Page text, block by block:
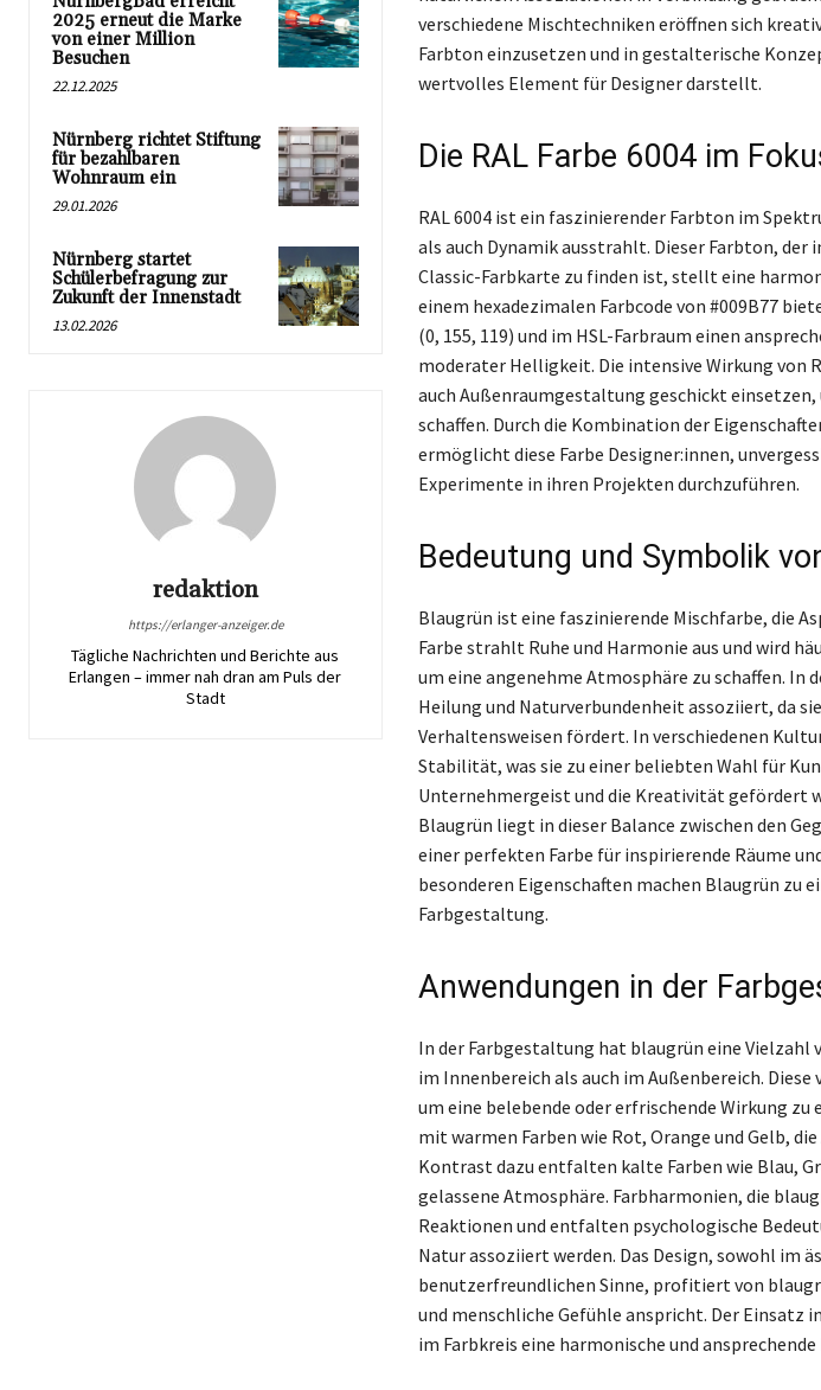
2025 erneut die Marke
von einer Million
Besuchen
22.12.2025
Nürnberg richtet Stiftung
für bezahlbaren
Wohnraum ein
29.01.2026
Nürnberg startet
Schülerbefragung zur
Zukunft der Innenstadt
13.02.2026
redaktion
https://erlanger-anzeiger.de
Tägliche Nachrichten und Berichte aus
Erlangen – immer nah dran am Puls der
Stadt
verschiedene Mischtechniken eröffnen sich
Farbton einzusetzen und in gestalterische
wertvolles Element für Designer darstellt.
Die RAL Farbe 6004 im
RAL 6004 ist ein faszinierender Farbton im
als auch Dynamik ausstrahlt. Dieser Farbton, der
Classic-Farbkarte zu finden ist, stellt eine
einem hexadezimalen Farbcode von #009B77
(0, 155, 119) und im HSL-Farbraum einen
moderater Helligkeit. Die intensive Wirkung von
auch Außenraumgestaltung geschickt
schaffen. Durch die Kombination der
ermöglicht diese Farbe Designer:innen,
Experimente in ihren Projekten durchzuführen.
Bedeutung und Symbolik
Blaugrün ist eine faszinierende Mischfarbe, die
Farbe strahlt Ruhe und Harmonie aus und wird
um eine angenehme Atmosphäre zu schaffen. In
Heilung und Naturverbundenheit assoziiert, da
Verhaltensweisen fördert. In verschiedenen
Stabilität, was sie zu einer beliebten Wahl für
Unternehmergeist und die Kreativität gefördert
Blaugrün liegt in dieser Balance zwischen den
einer perfekten Farbe für inspirierende Räume
besonderen Eigenschaften machen Blaugrün zu
Farbgestaltung.
Anwendungen in der
In der Farbgestaltung hat blaugrün eine
im Innenbereich als auch im Außenbereich.
um eine belebende oder erfrischende Wirkung
mit warmen Farben wie Rot, Orange und Gelb,
Kontrast dazu entfalten kalte Farben wie Blau,
gelassene Atmosphäre. Farbharmonien, die
Reaktionen und entfalten psychologische
Natur assoziiert werden. Das Design, sowohl im
benutzerfreundlichen Sinne, profitiert von
und menschliche Gefühle anspricht. Der Einsatz
im Farbkreis eine harmonische und